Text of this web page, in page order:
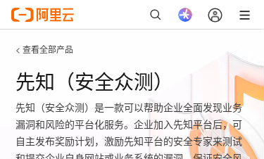
< 查看全部产品
先知（安全众测）
先知（安全众测）是一款可以帮助企业全面发现业务
漏洞和风险的平台化服务。企业加入先知平台后，可
自主发布奖励计划，激励先知平台的安全专家来测试